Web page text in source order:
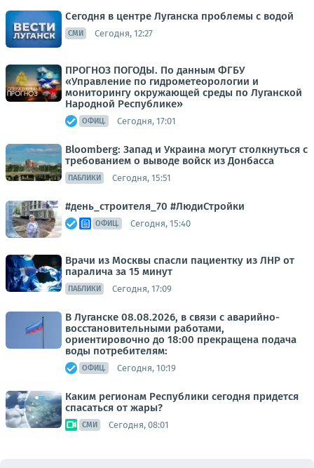
Сегодня в центре Луганска проблемы с водой
СМИ Сегодня, 12:27
ПРОГНОЗ ПОГОДЫ. По данным ФГБУ
«Управление по гидрометеорологии и
мониторингу окружающей среды по Луганской
Народной Республике»
ОФИЦ. Сегодня, 17:01
Bloomberg: Запад и Украина могут столкнуться с
требованием о выводе войск из Донбасса
ПАБЛИКИ Сегодня, 15:51
#день_строителя_70 #ЛюдиСтройки
ОФИЦ. Сегодня, 15:40
Врачи из Москвы спасли пациентку из ЛНР от
паралича за 15 минут
ПАБЛИКИ Сегодня, 17:09
В Луганске 08.08.2026, в связи с аварийно-
восстановительными работами,
ориентировочно до 18:00 прекращена подача
воды потребителям:
ОФИЦ. Сегодня, 10:19
Каким регионам Республики сегодня придется
спасаться от жары?
СМИ Сегодня, 08:01